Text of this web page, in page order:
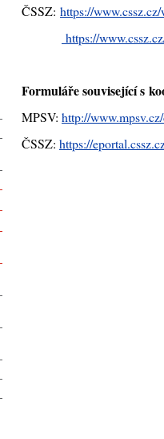
ČSSZ: https://
https://
Formuláře související s
MPSV: http://
ČSSZ: https://